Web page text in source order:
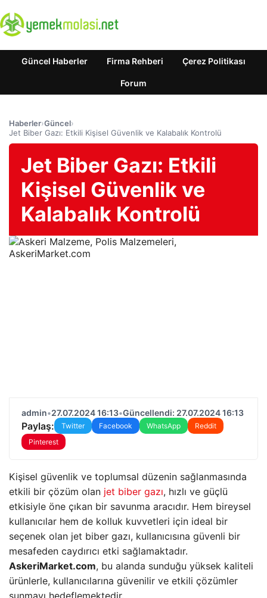
Güncel Haberler Firma Rehberi Çerez Politikası
Forum
Haberler›Güncel›
Jet Biber Gazı: Etkili Kişisel Güvenlik ve Kalabalık Kontrolü
Jet Biber Gazı: Etkili
Kişisel Güvenlik ve
Kalabalık Kontrolü
admin•27.07.2024 16:13•Güncellendi: 27.07.2024 16:13
Paylaş: Twitter Facebook WhatsApp
Reddit
Pinterest
Kişisel güvenlik ve toplumsal düzenin sağlanmasında
etkili bir çözüm olan jet biber gazı, hızlı ve güçlü
etkisiyle öne çıkan bir savunma aracıdır. Hem bireysel
kullanıcılar hem de kolluk kuvvetleri için ideal bir
seçenek olan jet biber gazı, kullanıcısına güvenli bir
mesafeden caydırıcı etki sağlamaktadır.
AskeriMarket.com, bu alanda sunduğu yüksek kaliteli
ürünlerle, kullanıcılarına güvenilir ve etkili çözümler
sunmayı hedeflemektedir.